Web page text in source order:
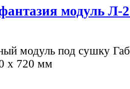
модуль Л-
модуль под сушку
x 720 мм